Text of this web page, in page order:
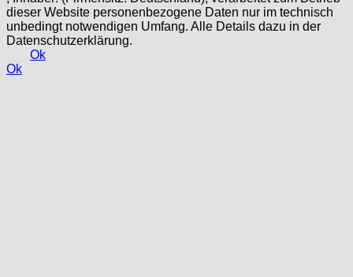
dieser Website personenbezogene Daten nur im technisch
unbedingt notwendigen Umfang. Alle Details dazu in der
Datenschutzerklärung.
Ok
Ok